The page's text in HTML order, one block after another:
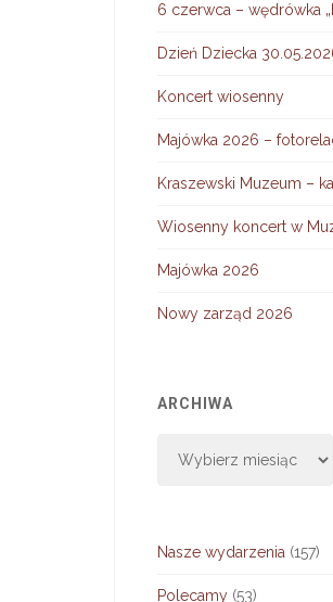
6 czerwca – wędrówka
Dzień Dziecka
Koncert wiosenny
Majówka 2026 –
Kraszewski Muzeum –
Wiosenny koncert w
Majówka 2026
Nowy zarząd 2026
ARCHIWA
Nasze wydarzenia (157)
Polecamy (53)